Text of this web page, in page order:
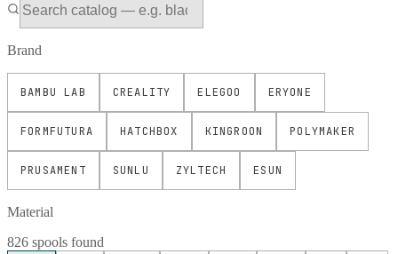
Brand
BAMBU LAB CREALITY ELEGOO ERYONE
FORMFUTURA HATCHBOX KINGROON POLYMAKER
PRUSAMENT SUNLU ZYLTECH ESUN
Material
826 spools found